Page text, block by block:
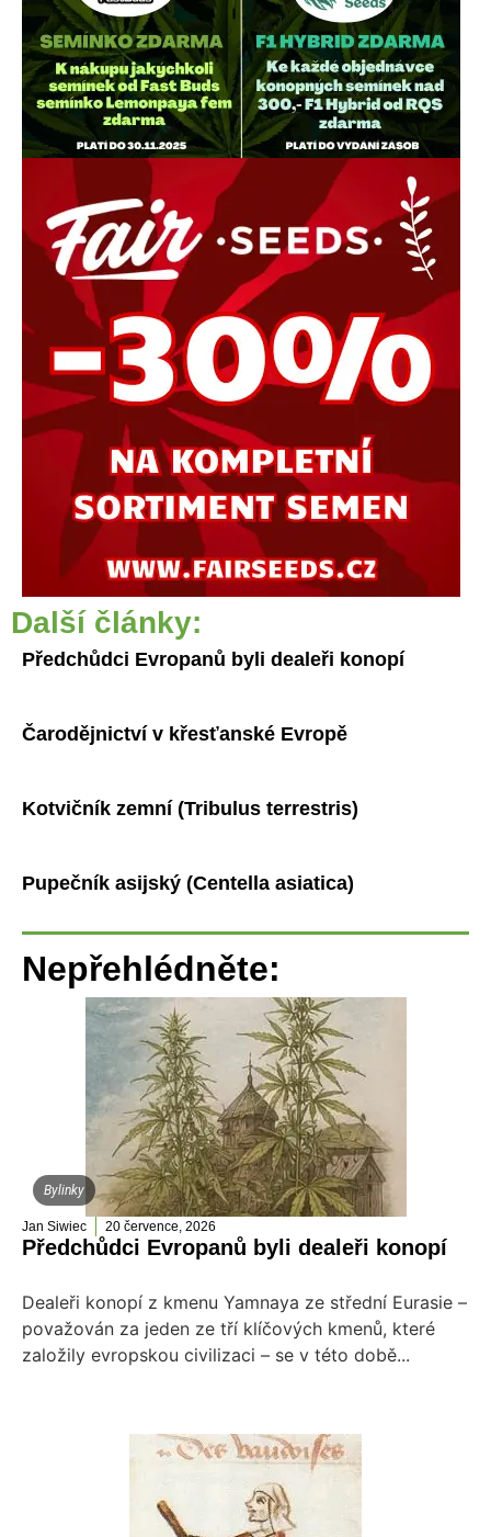
Další články:
Předchůdci Evropanů byli dealeři konopí
Čarodějnictví v křesťanské Evropě
Kotvičník zemní (Tribulus terrestris)
Pupečník asijský (Centella asiatica)
Nepřehlédněte:
Bylinky
Jan Siwiec 20 července, 2026
Předchůdci Evropanů byli dealeři konopí
Dealeři konopí z kmenu Yamnaya ze střední Eurasie –
považován za jeden ze tří klíčových kmenů, které
založily evropskou civilizaci – se v této době...